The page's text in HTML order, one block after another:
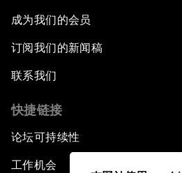
成为我们的会员
订阅我们的新闻稿
联系我们
快捷链接
论坛可持续性
工作机会